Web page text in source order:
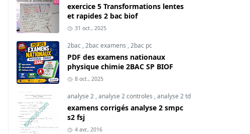
exercice 5 Transformations lentes
et rapides 2 bac biof
31 oct., 2025
2bac,2bac examens ,2bac pc
PDF des examens nationaux
physique chimie 2BAC SP BIOF
8 oct., 2025
analyse 2,analyse 2 controles ,analyse 2 td
examens corrigés analyse 2 smpc
s2 fsj
4 avr., 2016